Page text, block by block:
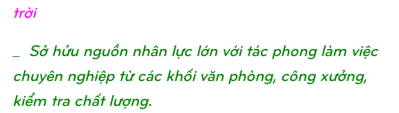
trời
Sở hửu nguồn nhân lực lớn với tác phong làm việc
chuyên nghiệp từ các khối văn phòng, công xưởng,
kiểm tra chất lượng.